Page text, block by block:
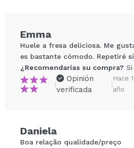
Tu vídeo podría ser el
Emma
Huele a fresa deliciosa. Me
es bastante cómodo. Repetiré
¿Recomendarías su compra? Si
|
Opinión
verificada
|
Hace 1
año
Daniela
Boa relação qualidade/preço